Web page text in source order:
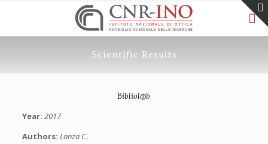
Scientific Results
Bibliol@b
Year: 2017
Authors: Lanza C.